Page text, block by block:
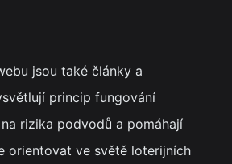
jsou také články a
princip fungování
rizika podvodů a pomáhají
orientovat ve světě loterijních